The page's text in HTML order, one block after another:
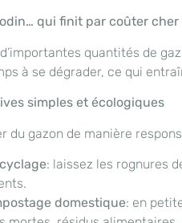
qui finit par coûter cher
quantités de
à se dégrader, ce qui
simples et écologiques
du gazon de manière
: laissez les rognures
domestique: en